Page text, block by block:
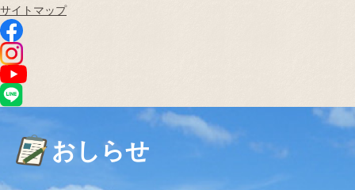
サイトマップ
おしらせ